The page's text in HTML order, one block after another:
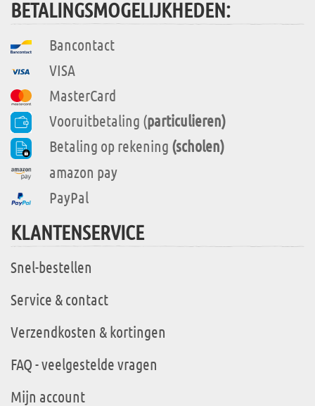
BETALINGSMOGELIJKHEDEN:
Bancontact
VISA
MasterCard
Vooruitbetaling (particulieren)
Betaling op rekening (scholen)
amazon pay
PayPal
KLANTENSERVICE
Snel-bestellen
Service & contact
Verzendkosten & kortingen
FAQ - veelgestelde vragen
Mijn account